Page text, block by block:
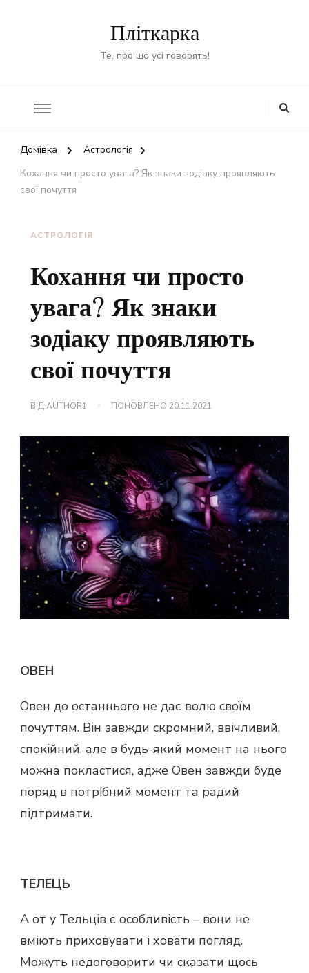
Пліткарка
Те, про що усі говорять!
Домівка
Астрологія
Кохання чи просто увага? Як знаки зодіаку проявляють
свої почуття
АСТРОЛОГІЯ
Кохання чи просто
увага? Як знаки
зодіаку проявляють
свої почуття
ВІДAUTHOR1 ПОНОВЛЕНО 20.11.2021
ОВЕН
Овен до останнього не дає волю своїм
почуттям. Він завжди скромний, ввічливий,
спокійний, але в будь-який момент на нього
можна покластися, адже Овен завжди буде
поряд в потрібний момент та радий
підтримати.
ТЕЛЕЦЬ
А от у Тельців є особливість – вони не
вміють приховувати і ховати погляд.
Можуть недоговорити чи сказати щось